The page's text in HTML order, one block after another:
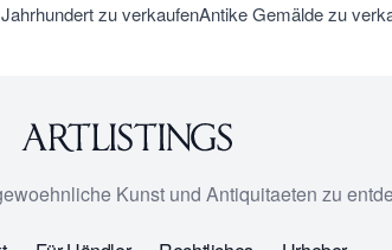
zu verkaufenAntike Gemälde zu
Kunst und Antiquitaeten zu